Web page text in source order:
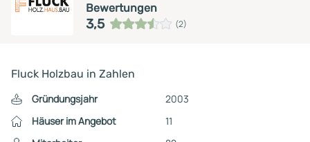
Bewertungen
3,5 (2)
Fluck Holzbau in Zahlen
Gründungsjahr
2003
Häuser im Angebot
11